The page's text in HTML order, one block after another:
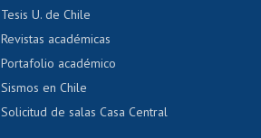
Denuncias administrativas
Tesis U. de Chile
Revistas académicas
Portafolio académico
Sismos en Chile
Solicitud de salas Casa Central